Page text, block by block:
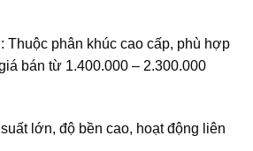
Thuộc phân khúc cao cấp, phù hợp
bán từ 1.400.000 – 2.300.000
lớn, độ bền cao, hoạt động liên